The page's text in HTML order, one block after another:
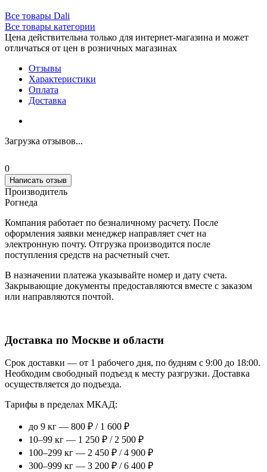
Все товары Dali
Все товары категории
Цена действительна только для интернет-магазина и может
отличаться от цен в розничных магазинах
Отзывы
Характеристики
Оплата
Доставка
Загрузка отзывов...
0
Написать отзыв
Производитель
Рогнеда
Компания работает по безналичному расчету. После
оформления заявки менеджер направляет счет на
электронную почту. Отгрузка производится после
поступления средств на расчетный счет.
В назначении платежа указывайте номер и дату счета.
Закрывающие документы предоставляются вместе с заказом
или направляются почтой.
Доставка по Москве и области
Срок доставки — от 1 рабочего дня, по будням с 9:00 до 18:00.
Необходим свободный подъезд к месту разгрузки. Доставка
осуществляется до подъезда.
Тарифы в пределах МКАД:
до 9 кг — 800 ₽ / 1 600 ₽
10–99 кг — 1 250 ₽ / 2 500 ₽
100–299 кг — 2 450 ₽ / 4 900 ₽
300–999 кг — 3 200 ₽ / 6 400 ₽